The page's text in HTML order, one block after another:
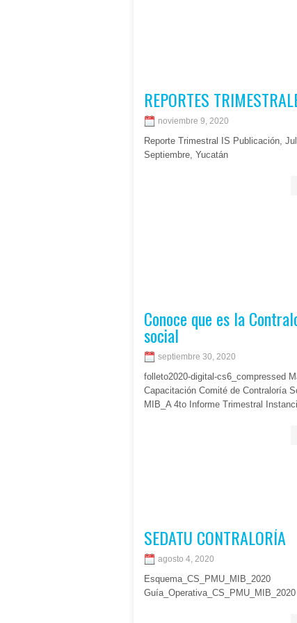
REPORTES
noviembre 9, 2020
Reporte Trimestral IS Publicación,
Septiembre, Yucatán
Conoce que es la
social
septiembre 30, 2020
folleto2020-digital-cs6_compressed
Capacitación Comité de Contraloría
MIB_A 4to Informe Trimestral
SEDATU CONTRALORÍA
agosto 4, 2020
Esquema_CS_PMU_MIB_2020
Guía_Operativa_CS_PMU_MIB_2020